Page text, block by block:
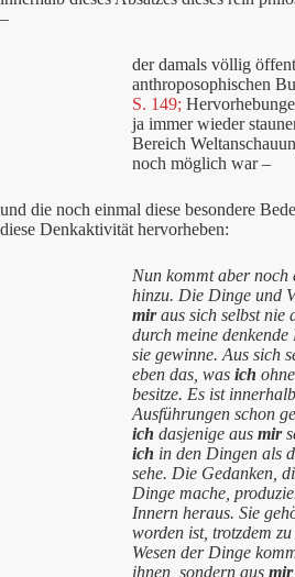
–
der damals völlig
anthroposophischen
S. 149;
ja immer wieder
Bereich
noch möglich war –
und die noch einmal diese besondere
diese Denkaktivität hervorheben:
Nun kommt aber noch
hinzu. Die Dinge und
miraus sich selbst nie
durch meine
sie gewinne. Aus sich
eben das, was ich
besitze. Es ist
Ausführungen schon
ich dasjenige aus mir
ich in den Dingen als
sehe. Die Gedanken,
Dinge mache,
Innern heraus. Sie
worden ist, trotzdem
Wesen der Dinge
ihnen, sondern aus mir